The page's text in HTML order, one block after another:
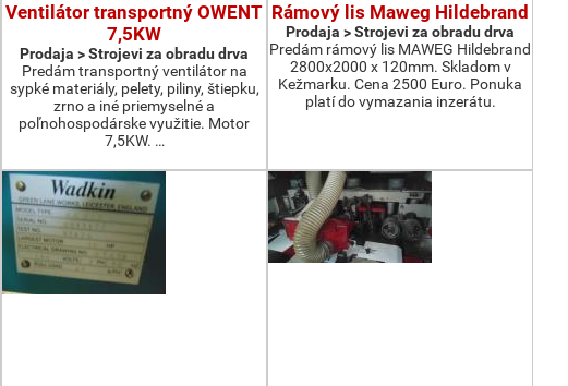
Ventilátor transportný OWENT
7,5KW
Prodaja > Strojevi za obradu drva
Predám transportný ventilátor na
sypké materiály, pelety, piliny, štiepku,
zrno a iné priemyselné a
poľnohospodárske využitie. Motor
7,5KW. …
Rámový lis Maweg Hildebrand
Prodaja > Strojevi za obradu drva
Predám rámový lis MAWEG Hildebrand
2800x2000 x 120mm. Skladom v
Kežmarku. Cena 2500 Euro. Ponuka
platí do vymazania inzerátu.